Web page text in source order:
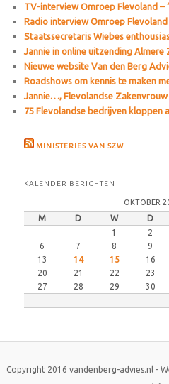
TV-interview Omroep Flevoland –
Radio interview Omroep
Staatssecretaris Wiebes
Jannie in online uitzending Almere
Nieuwe website Van den Berg
Roadshows om kennis te maken
Jannie…, Flevolandse Zakenvrouw
75 Flevolandse bedrijven kloppen
MINISTERIES VAN SZW
KALENDER BERICHTEN
OKTOBER
M D W D
1 2
6
7 8 9
13
14 15 16
20
21 22 23
27
28 29 30
Copyright 2016 vandenberg-advies.nl -